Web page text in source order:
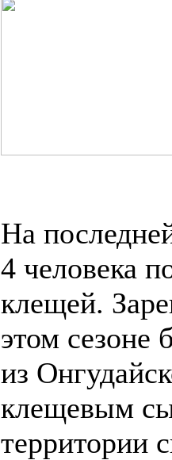
На
4 человека
клещей.
этом сезоне
из
клещевым
территории